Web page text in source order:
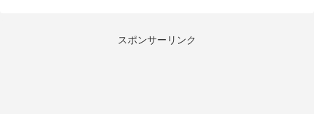
スポンサーリンク